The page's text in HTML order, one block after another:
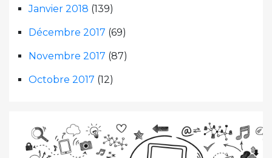
Janvier 2018 (139)
Décembre 2017 (69)
Novembre 2017 (87)
Octobre 2017 (12)